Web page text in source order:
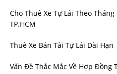
Cho Thuê Xe Tự Lái Theo
TP.HCM
Thuê Xe Bán Tải Tự Lái Dài Hạn
Vấn Đề Thắc Mắc Về Hợp Đồng